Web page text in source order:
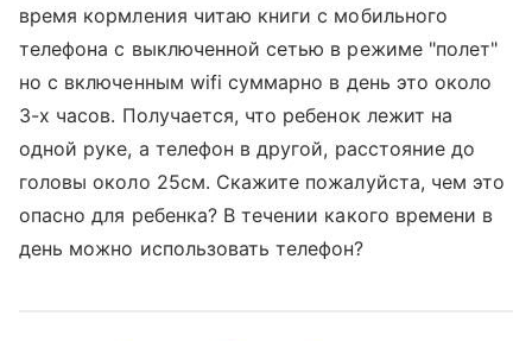
время кормления читаю книги с мобильного
телефона с выключенной сетью в режиме "полет"
но с включенным wifi суммарно в день это около
3-х часов. Получается, что ребенок лежит на
одной руке, а телефон в другой, расстояние до
головы около 25см. Скажите пожалуйста, чем это
опасно для ребенка? В течении какого времени в
день можно использовать телефон?